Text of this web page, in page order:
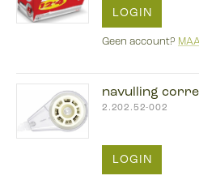
LOGIN
Geen account?
navulling
2.202.52-002
LOGIN